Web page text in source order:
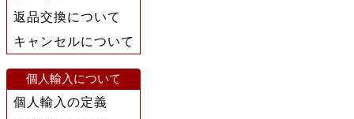
返品交換について
キャンセルについて
個人輸入について
個人輸入の定義